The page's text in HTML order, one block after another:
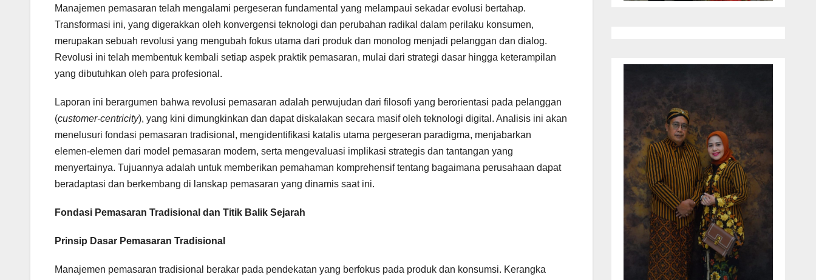
Manajemen pemasaran telah mengalami pergeseran fundamental yang melampaui sekadar evolusi bertahap.
Transformasi ini, yang digerakkan oleh konvergensi teknologi dan perubahan radikal dalam perilaku konsumen,
merupakan sebuah revolusi yang mengubah fokus utama dari produk dan monolog menjadi pelanggan dan dialog.
Revolusi ini telah membentuk kembali setiap aspek praktik pemasaran, mulai dari strategi dasar hingga keterampilan
yang dibutuhkan oleh para profesional.
Laporan ini berargumen bahwa revolusi pemasaran adalah perwujudan dari filosofi yang berorientasi pada pelanggan
(customer-centricity), yang kini dimungkinkan dan dapat diskalakan secara masif oleh teknologi digital. Analisis ini akan
menelusuri fondasi pemasaran tradisional, mengidentifikasi katalis utama pergeseran paradigma, menjabarkan
elemen-elemen dari model pemasaran modern, serta mengevaluasi implikasi strategis dan tantangan yang
menyertainya. Tujuannya adalah untuk memberikan pemahaman komprehensif tentang bagaimana perusahaan dapat
beradaptasi dan berkembang di lanskap pemasaran yang dinamis saat ini.
Fondasi Pemasaran Tradisional dan Titik Balik Sejarah
Prinsip Dasar Pemasaran Tradisional
Manajemen pemasaran tradisional berakar pada pendekatan yang berfokus pada produk dan konsumsi. Kerangka